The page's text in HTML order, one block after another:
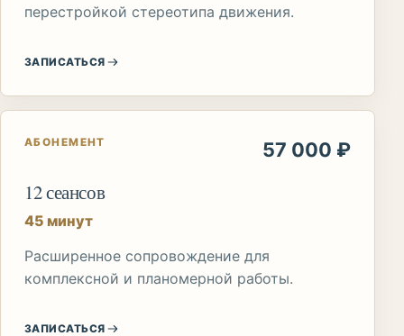
перестройкой стереотипа движения.
ЗАПИСАТЬСЯ
АБОНЕМЕНТ 57 000 ₽
12 сеансов
45 минут
Расширенное сопровождение для
комплексной и планомерной работы.
ЗАПИСАТЬСЯ